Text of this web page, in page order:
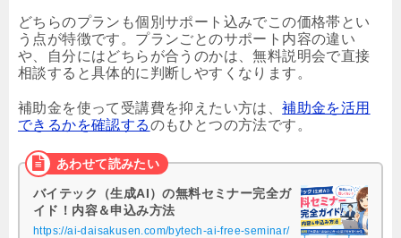
どちらのプランも個別サポート込みでこの価格帯とい
う点が特徴です。プランごとのサポート内容の違い
や、自分にはどちらが合うのかは、無料説明会で直接
相談すると具体的に判断しやすくなります。
補助金を使って受講費を抑えたい方は、補助金を活用
できるかを確認するのもひとつの方法です。
バイテック（生成AI）の無料セミナー完全ガ
イド！内容＆申込み方法
https://ai-daisakusen.com/bytech-ai-free-seminar/